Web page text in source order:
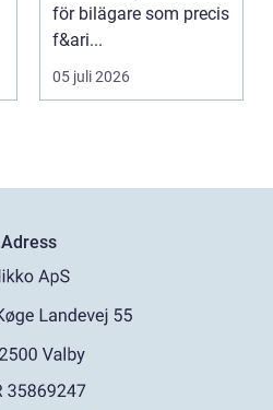
för bilägare som precis
f&ari...
05 juli 2026
Adress